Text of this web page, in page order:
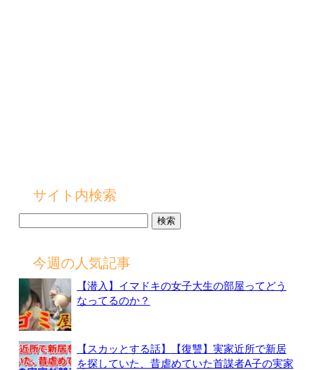
サイト内検索
今週の人気記事
【潜入】イマドキの女子大生の部屋ってどう
なってるのか？
【スカッとする話】【復讐】実家近所で新居
を探していた、昔虐めていた首謀者A子の実家